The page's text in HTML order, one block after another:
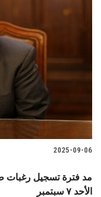
2025-09-06
مد فترة تسجيل رغبات
الأحد ٧ سبتمبر